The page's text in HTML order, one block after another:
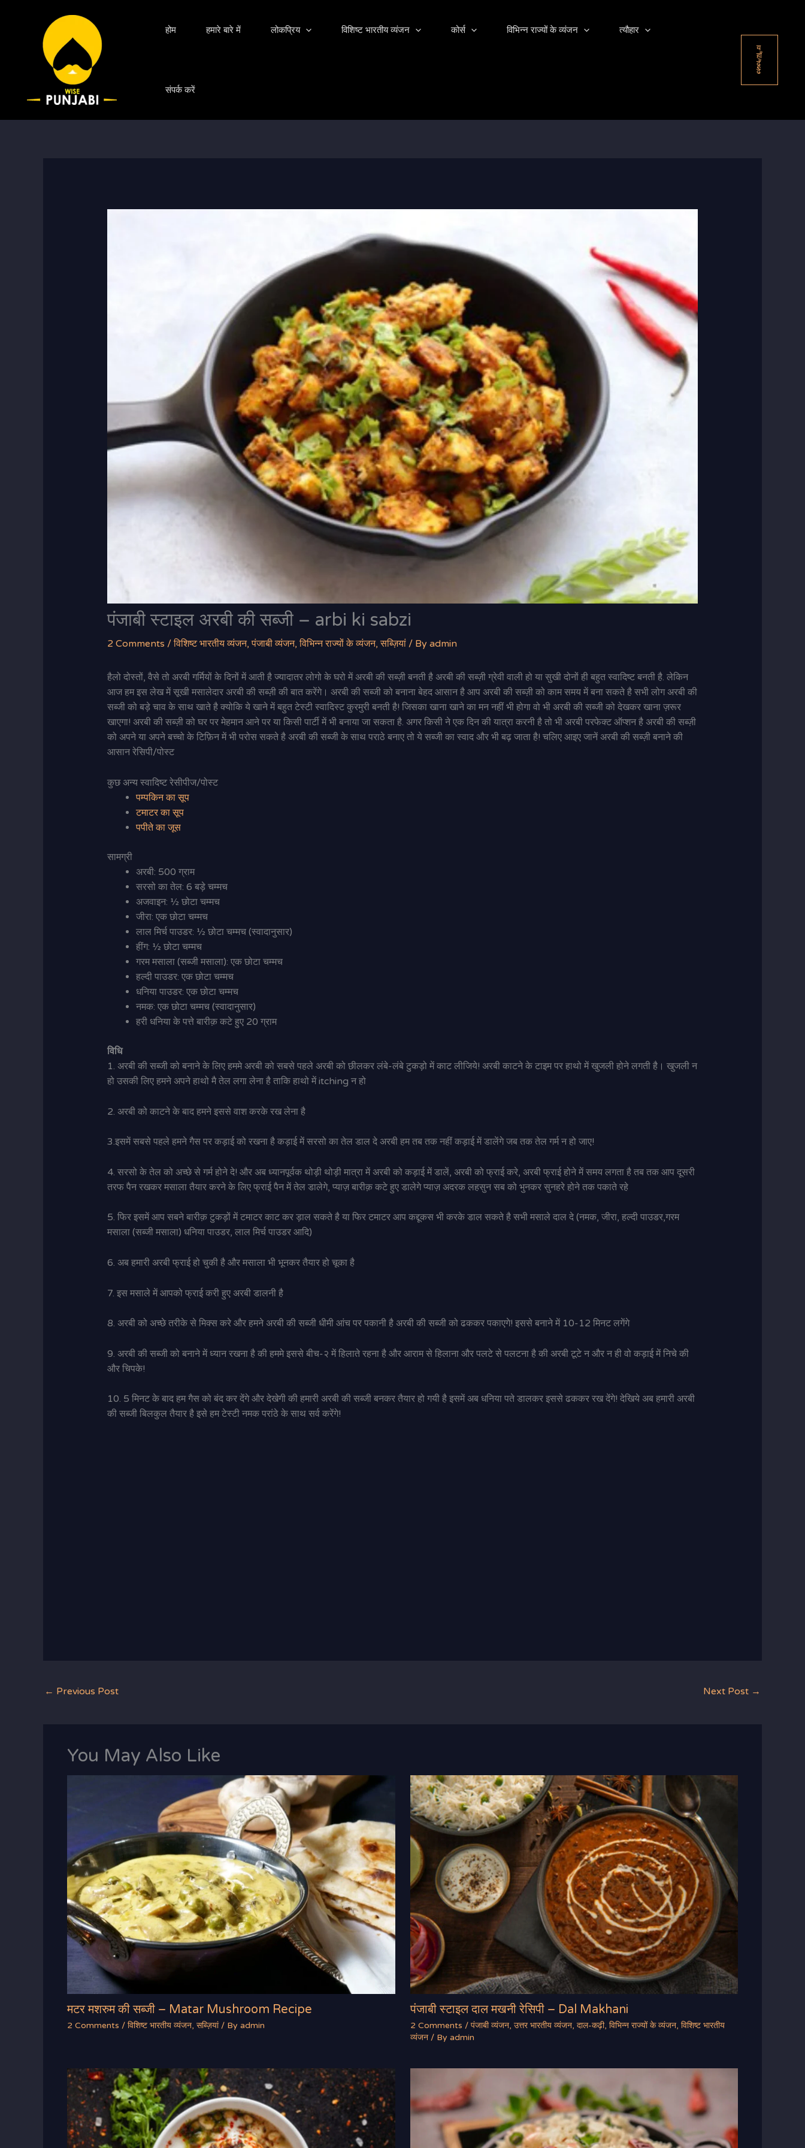
होम हमारे बारे में लोकप्रिय विशिष्ट भारतीय व्यंजन कोर्स विभिन्न राज्यों के व्यंजन त्यौहार
संपर्क करें
य
हाँ
ढूँ
ढे
पंजाबी स्टाइल अरबी की सब्जी – arbi ki sabzi
2 Comments /विशिष्ट भारतीय व्यंजन,पंजाबी व्यंजन,विभिन्न राज्यों के व्यंजन,सब्ज़ियां/ By admin
हैलो दोस्तों, वैसे तो अरबी गर्मियों के दिनों में आती है ज्यादातर लोगो के घरो में अरबी की सब्ज़ी बनती है अरबी की सब्ज़ी ग्रेवी वाली हो या सुखी दोनों ही बहुत स्वादिष्ट बनती है. लेकिन
आज हम इस लेख में सूखी मसालेदार अरबी की सब्ज़ी की बात करेंगे। अरबी की सब्जी को बनाना बेहद आसान है आप अरबी की सब्ज़ी को काम समय में बना सकते है सभी लोग अरबी की
सब्जी को बड़े चाव के साथ खाते है क्योकि ये खाने में बहुत टेस्टी स्वादिस्ट कुरमुरी बनती है! जिसका खाना खाने का मन नहीं भी होगा वो भी अरबी की सब्जी को देखकर खाना ज़रूर
खाएगा! अरबी की सब्ज़ी को घर पर मेहमान आने पर या किसी पार्टी में भी बनाया जा सकता है. अगर किसी ने एक दिन की यात्रा करनी है तो भी अरबी परफेक्ट ऑप्शन है अरबी की सब्ज़ी
को अपने या अपने बच्चो के टिफ़िन में भी परोस सकते है अरबी की सब्जी के साथ पराठे बनाए तो ये सब्जी का स्वाद और भी बढ़ जाता है! चलिए आइए जानें अरबी की सब्ज़ी बनाने की
आसान रेसिपी/पोस्ट
कुछ अन्य स्वादिष्ट रेसीपीज/पोस्ट
पम्पकिन का सूप
टमाटर का सूप
पपीते का जूस
सामग्री
अरबी: 500 ग्राम
सरसो का तेल: 6 बड़े चम्मच
अजवाइन: ½ छोटा चम्मच
जीरा: एक छोटा चम्मच
लाल मिर्च पाउडर: ½ छोटा चम्मच (स्वादानुसार)
हींग: ½ छोटा चम्मच
गरम मसाला (सब्जी मसाला): एक छोटा चम्मच
हल्दी पाउडर: एक छोटा चम्मच
धनिया पाउडर: एक छोटा चम्मच
नमक: एक छोटा चम्मच (स्वादानुसार)
हरी धनिया के पत्ते बारीक़ कटे हुए 20 ग्राम
विधि
1. अरबी की सब्जी को बनाने के लिए हममे अरबी को सबसे पहले अरबी को छीलकर लंबे-लंबे टुकड़ो में काट लीजिये! अरबी काटने के टाइम पर हाथो में खुजली होने लगती है। खुजली न
हो उसकी लिए हमने अपने हाथो मै तेल लगा लेना है ताकि हाथो में itching न हो
2. अरबी को काटने के बाद हमने इससे वाश करके रख लेना है
3.इसमें सबसे पहले हमने गैस पर कड़ाई को रखना है कड़ाई में सरसो का तेल डाल दे अरबी हम तब तक नहीं कड़ाई में डालेंगे जब तक तेल गर्म न हो जाए!
4. सरसो के तेल को अच्छे से गर्म होने दे! और अब ध्यानपूर्वक थोड़ी थोड़ी मात्रा में अरबी को कड़ाई में डालें, अरबी को फ्राई करे, अरबी फ्राई होने में समय लगता है तब तक आप दूसरी
तरफ पैन रखकर मसाला तैयार करने के लिए फ्राई पैन में तेल डालेगे, प्याज़ बारीक़ कटे हुए डालेगे प्याज़ अदरक लहसुन सब को भुनकर सुनहरे होने तक पकाते रहे
5. फिर इसमें आप सबने बारीक़ टुकड़ों में टमाटर काट कर ड़ाल सकते है या फिर टमाटर आप कद्दूकस भी करके डाल सकते है सभी मसाले दाल दे (नमक, जीरा, हल्दी पाउडर,गरम
मसाला (सब्जी मसाला) धनिया पाउडर, लाल मिर्च पाउडर आदि)
6. अब हमारी अरबी फ्राई हो चुकी है और मसाला भी भूनकर तैयार हो चूका है
7. इस मसाले में आपको फ्राई करी हुए अरबी डालनी है
8. अरबी को अच्छे तरीके से मिक्स करे और हमने अरबी की सब्जी धीमी आंच पर पकानी है अरबी की सब्जी को ढककर पकाएगे! इससे बनाने में 10-12 मिनट लगेंगे
9. अरबी की सब्जी को बनाने में ध्यान रखना है की हममे इससे बीच-२ में हिलाते रहना है और आराम से हिलाना और पलटे से पलटना है की अरबी टूटे न और न ही वो कड़ाई में निचे की
और चिपके!
10. 5 मिनट के बाद हम गैस को बंद कर देंगे और देखेगी की हमारी अरबी की सब्जी बनकर तैयार हो गयी है इसमें अब धनिया पते डालकर इससे ढककर रख देंगे! देखिये अब हमारी अरबी
की सब्जी बिलकुल तैयार है इसे हम टेस्टी नमक परांठे के साथ सर्व करेंगे!
← Previous Post Next Post →
You May Also Like
मटर मशरुम की सब्जी – Matar Mushroom Recipe
2 Comments / विशिष्ट भारतीय व्यंजन, सब्ज़ियां/ By admin
पंजाबी स्टाइल दाल मखनी रेसिपी – Dal Makhani
2 Comments / पंजाबी व्यंजन, उत्तर भारतीय व्यंजन, दाल-कढ़ी, विभिन्न राज्यों के व्यंजन, विशिष्ट भारतीय
व्यंजन/ By admin